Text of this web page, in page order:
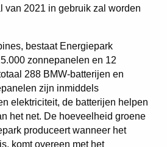
van 2021 in gebruik zal worden
bestaat Energiepark
zonnepanelen en 12
288 BMW-batterijen en
zijn inmiddels
elektriciteit, de batterijen helpen
het net. De hoeveelheid groene
produceert wanneer het
komt overeen met het